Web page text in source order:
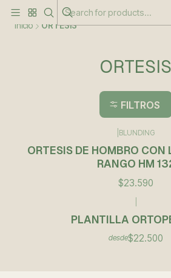
Inicio ORTESIS
ORTESIS
FILTROS
BLUNDING
ORTESIS DE HOMBRO CON
RANGO HM
$23.590
PLANTILLA
desde$22.500